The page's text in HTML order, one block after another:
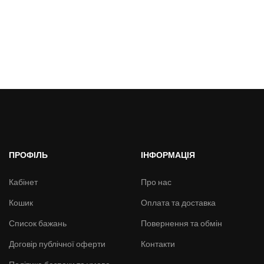
ПРОФІЛЬ
Кабінет
Кошик
Список бажань
Договір публічної оферти
ІНФОРМАЦІЯ
Про нас
Оплата та доставка
Повернення та обмін
Контакти